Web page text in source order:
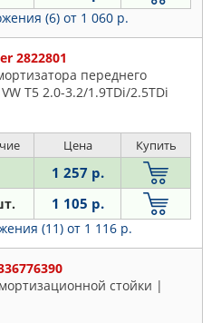
(6) от 1 060 р.
2822801
переднего
T5 2.0-3.2/1.9TDi/2.5TDi
Цена Купить
1 257 р.
1 105 р.
(11) от 1 116 р.
стойки |